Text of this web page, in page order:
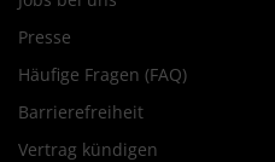
Presse
Häufige Fragen (FAQ)
Barrierefreiheit
Vertrag kündigen